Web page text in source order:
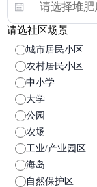
请选社区场景
城市居民小区
农村居民小区
中小学
大学
公园
农场
工业/产业园区
海岛
自然保护区